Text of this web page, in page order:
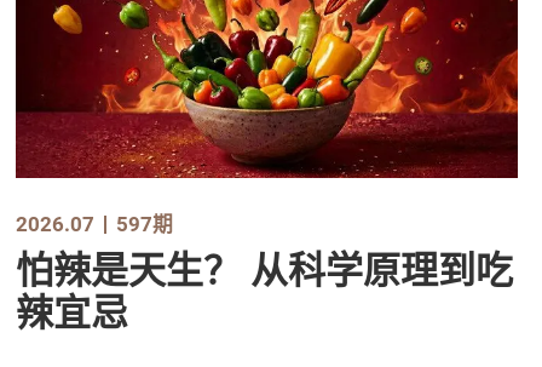
2026.07 597期
怕辣是天生？ 从科学原理到吃
辣宜忌